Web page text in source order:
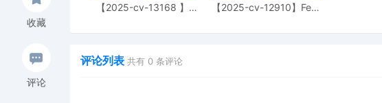
收藏
评论
【2025-cv-13168 】
【2025-cv-12910】Fear
评论列表 共有 0 条评论